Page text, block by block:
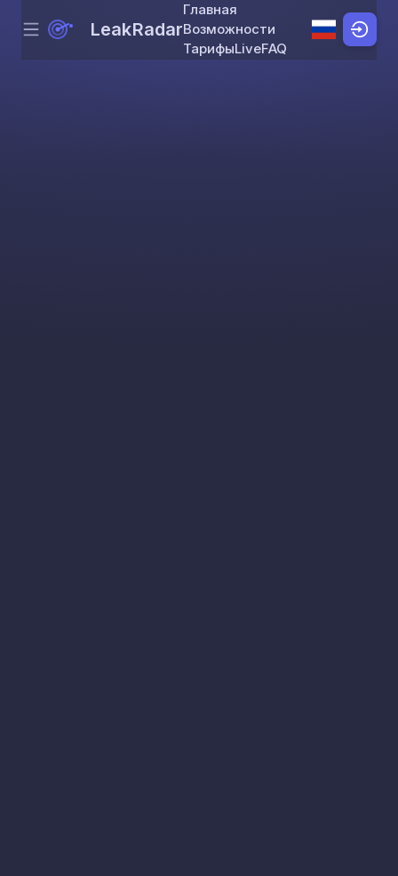
Skip to content
Menu LeakRadar
Главная
Возможности
ТарифыLiveFAQ